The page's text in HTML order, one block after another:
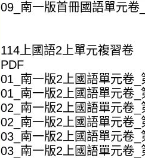
09_南一版首冊國語單元
114上國語2上單元複習卷
PDF
01_南一版2上國語單元卷
01_南一版2上國語單元卷
02_南一版2上國語單元卷
02_南一版2上國語單元卷
03_南一版2上國語單元卷
03_南一版2上國語單元卷